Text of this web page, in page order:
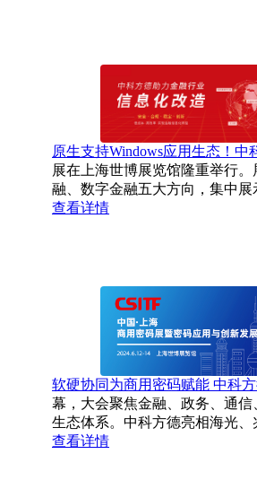
原生支持Windows应用生态！
展在上海世博展览馆隆重举行
融、数字金融五大方向，集中
查看详情
软硬协同为商用密码赋能 中科
幕，大会聚焦金融、政务、通
生态体系。中科方德亮相海光、
查看详情